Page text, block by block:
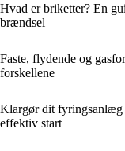
Hvad er briketter? En
brændsel
Faste, flydende og
forskellene
Klargør dit fyringsanlæg
effektiv start